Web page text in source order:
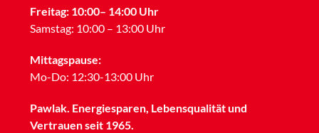
Freitag: 10:00– 14:00 Uhr
Samstag: 10:00 – 13:00 Uhr
Mittagspause:
Mo-Do: 12:30-13:00 Uhr
Pawlak. Energiesparen, Lebensqualität und
Vertrauen seit 1965.